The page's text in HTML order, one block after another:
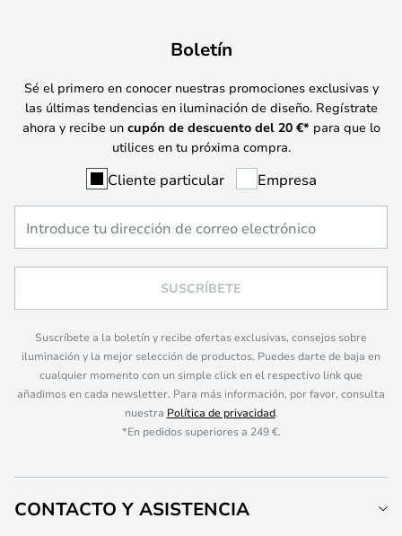
Boletín
Sé el primero en conocer nuestras promociones exclusivas y
las últimas tendencias en iluminación de diseño. Regístrate
ahora y recibe un cupón de descuento del 20 €* para que lo
utilices en tu próxima compra.
Cliente particular Empresa
SUSCRÍBETE
Suscríbete a la boletín y recibe ofertas exclusivas, consejos sobre
iluminación y la mejor selección de productos. Puedes darte de baja en
cualquier momento con un simple click en el respectivo link que
añadimos en cada newsletter. Para más información, por favor, consulta
nuestra Política de privacidad.
*En pedidos superiores a 249 €.
CONTACTO Y ASISTENCIA